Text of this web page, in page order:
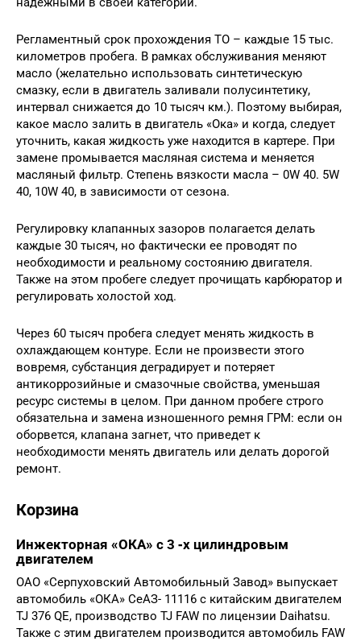
Регламентный срок прохождения ТО – каждые 15 тыс.
километров пробега. В рамках обслуживания меняют
масло (желательно использовать синтетическую
смазку, если в двигатель заливали полусинтетику,
интервал снижается до 10 тысяч км.). Поэтому выбирая,
какое масло залить в двигатель «Ока» и когда, следует
уточнить, какая жидкость уже находится в картере. При
замене промывается масляная система и меняется
масляный фильтр. Степень вязкости масла – 0W 40. 5W
40, 10W 40, в зависимости от сезона.
Регулировку клапанных зазоров полагается делать
каждые 30 тысяч, но фактически ее проводят по
необходимости и реальному состоянию двигателя.
Также на этом пробеге следует прочищать карбюратор и
регулировать холостой ход.
Через 60 тысяч пробега следует менять жидкость в
охлаждающем контуре. Если не произвести этого
вовремя, субстанция деградирует и потеряет
антикоррозийные и смазочные свойства, уменьшая
ресурс системы в целом. При данном пробеге строго
обязательна и замена изношенного ремня ГРМ: если он
оборвется, клапана загнет, что приведет к
необходимости менять двигатель или делать дорогой
ремонт.
Корзина
Инжекторная «ОКА» с 3 ‑х цилиндровым
двигателем
ОАО «Серпуховский Автомобильный Завод» выпускает
автомобиль «ОКА» СеАЗ- 11116 с китайским двигателем
TJ 376 QE, производство TJ FAW по лицензии Daihatsu.
Также с этим двигателем производится автомобиль FAW